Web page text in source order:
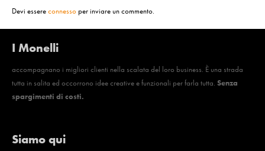
Devi essere connessoper inviare un commento.
I Monelli
accompagnano i migliori clienti nella scalata del loro business. È una strada
tutta in salita ed occorrono idee creative e funzionali per farla tutta. Senza
spargimenti di costi.
Siamo qui